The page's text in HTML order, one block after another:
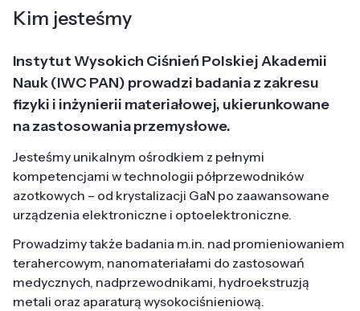
Kim jesteśmy
Instytut Wysokich Ciśnień Polskiej Akademii
Nauk (IWC PAN) prowadzi badania z zakresu
fizyki i inżynierii materiałowej, ukierunkowane
na zastosowania przemysłowe.
Jesteśmy unikalnym ośrodkiem z pełnymi
kompetencjami w technologii półprzewodników
azotkowych – od krystalizacji GaN po zaawansowane
urządzenia elektroniczne i optoelektroniczne.
Prowadzimy także badania m.in. nad promieniowaniem
terahercowym, nanomateriałami do zastosowań
medycznych, nadprzewodnikami, hydroekstruzją
metali oraz aparaturą wysokociśnieniową.